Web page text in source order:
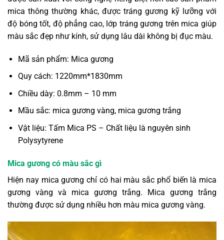
mica thông thường khác, được tráng gương kỹ lưỡng với
độ bóng tốt, độ phẳng cao, lớp tráng gương trên mica giúp
màu sắc đẹp như kính, sử dụng lâu dài không bị đục màu.
Mã sản phẩm: Mica gương
Quy cách: 1220mm*1830mm
Chiều dày: 0.8mm – 10 mm
Mầu sắc: mica gương vàng, mica gương trắng
Vật liệu: Tấm Mica PS – Chất liệu là nguyên sinh
Polysytyrene
Mica gương có màu sắc gì
Hiện nay mica gương chỉ có hai màu sắc phổ biến là mica
gương vàng và mica gương trắng. Mica gương trắng
thường được sử dụng nhiều hơn màu mica gương vàng.